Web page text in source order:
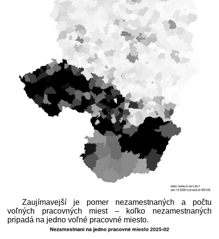
Zaujímavejší je pomer nezamestnaných a počtu
voľných pracovných miest – koľko nezamestnaných
pripadá na jedno voľné pracovné miesto.